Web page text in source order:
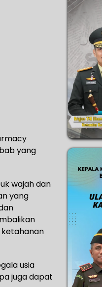
yang
wajah dan
yang
usia
juga dapat